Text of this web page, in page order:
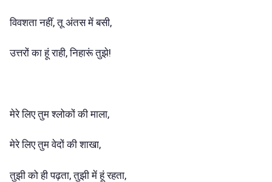
विवशता नहीं, तू अंतस में बसी,
उत्तरों का हूं राही, निहारूं तुझे!
मेरे लिए तुम श्लोकों की माला,
मेरे लिए तुम वेदों की शाखा,
तुझी को ही पढ़ता, तुझी में हूं रहता,